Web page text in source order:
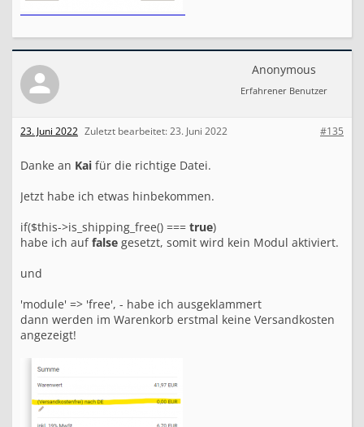
Anonymous
Erfahrener Benutzer
#135
23. Juni 2022 Zuletzt bearbeitet:23. Juni 2022
Danke an Kai für die richtige Datei.
Jetzt habe ich etwas hinbekommen.
if($this->is_shipping_free() === true)
habe ich auffalse gesetzt, somit wird kein Modul aktiviert.
und
'module' => 'free', - habe ich ausgeklammert
dann werden im Warenkorb erstmal keine Versandkosten
angezeigt!